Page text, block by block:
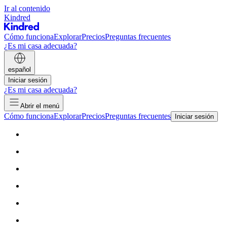
Ir al contenido
Kindred
Cómo funcionaExplorarPreciosPreguntas frecuentes
¿Es mi casa adecuada?
español
Iniciar sesión
¿Es mi casa adecuada?
Abrir el menú
Cómo funcionaExplorarPreciosPreguntas frecuentes Iniciar sesión